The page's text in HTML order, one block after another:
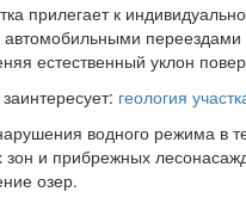
прилегает к
автомобильными
естественный уклон
геология
водного режима в
и прибрежных
озер.